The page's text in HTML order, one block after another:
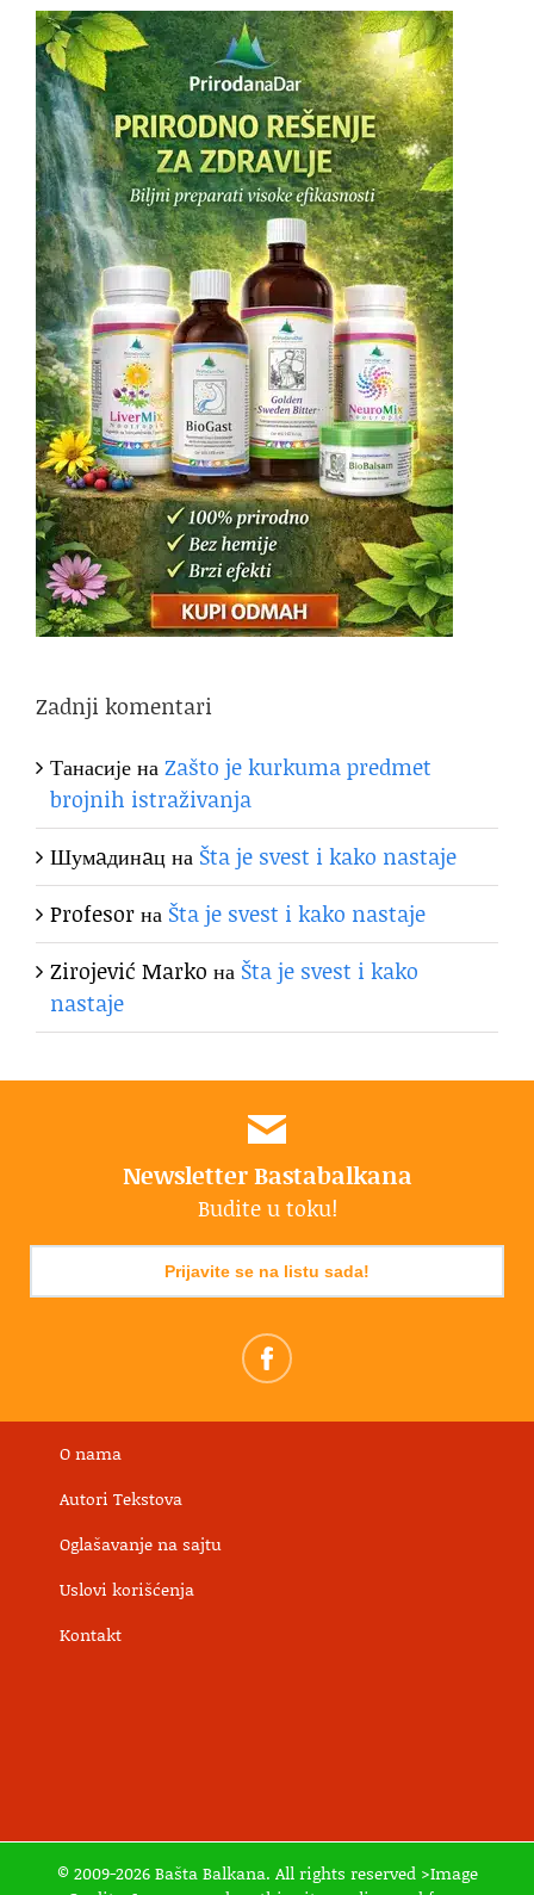
Zadnji komentari
ТанасијенаZašto je kurkuma predmet
brojnih istraživanja
Шумaдинaцна Šta je svest i kako nastaje
Profesorна Šta je svest i kako nastaje
Zirojević Marko на Šta je svest i kako
nastaje
Newsletter Bastabalkana
Budite u toku!
Prijavite se na listu sada!
O nama
Autori Tekstova
Oglašavanje na sajtu
Uslovi korišćenja
Kontakt
© 2009-2026 Bašta Balkana. All rights reserved >Image